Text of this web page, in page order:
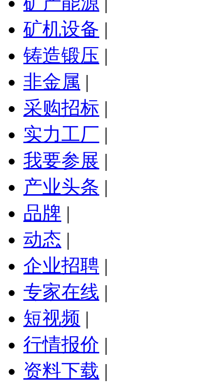
矿机设备 |
铸造锻压 |
非金属 |
采购招标 |
实力工厂 |
我要参展 |
产业头条 |
品牌 |
动态 |
企业招聘 |
专家在线 |
短视频 |
行情报价 |
资料下载 |